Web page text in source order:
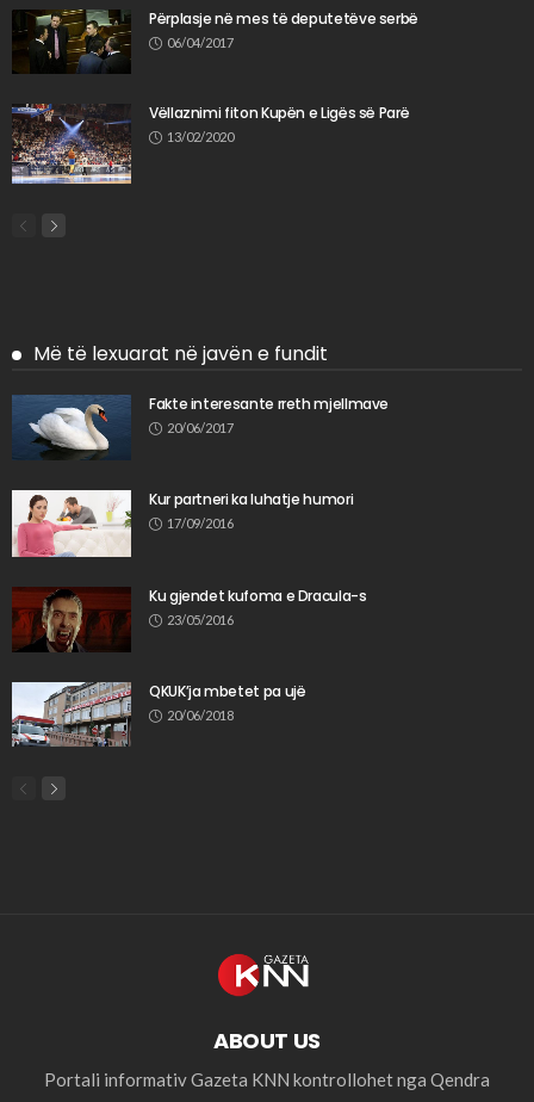
Përplasje në mes të deputetëve serbë
06/04/2017
Vëllaznimi fiton Kupën e Ligës së Parë
13/02/2020
Më të lexuarat në javën e fundit
Fakte interesante rreth mjellmave
20/06/2017
Kur partneri ka luhatje humori
17/09/2016
Ku gjendet kufoma e Dracula-s
23/05/2016
QKUK’ja mbetet pa ujë
20/06/2018
ABOUT US
Portali informativ Gazeta KNN kontrollohet nga Qendra